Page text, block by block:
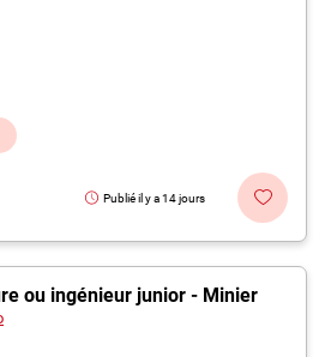
Publié il y a 14 jours
ou ingénieur junior - Minier